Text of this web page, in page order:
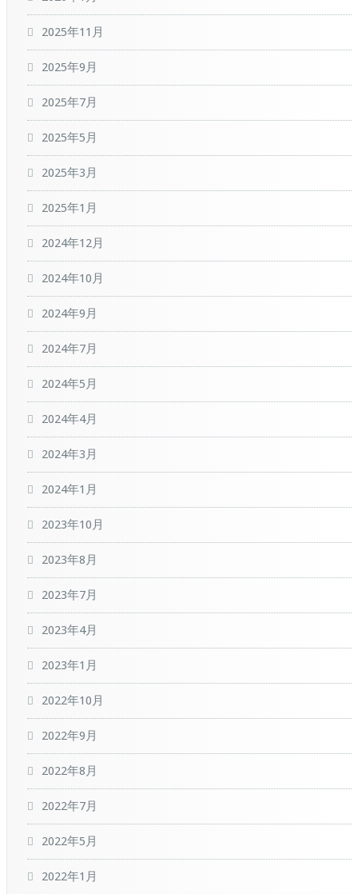
2025年11月
2025年9月
2025年7月
2025年5月
2025年3月
2025年1月
2024年12月
2024年10月
2024年9月
2024年7月
2024年5月
2024年4月
2024年3月
2024年1月
2023年10月
2023年8月
2023年7月
2023年4月
2023年1月
2022年10月
2022年9月
2022年8月
2022年7月
2022年5月
2022年1月